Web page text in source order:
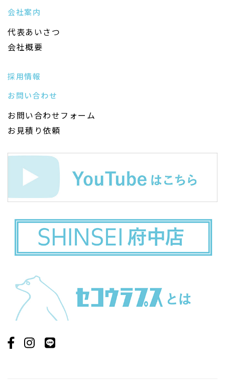
会社案内
代表あいさつ
会社概要
採用情報
お問い合わせ
お問い合わせフォーム
お見積り依頼